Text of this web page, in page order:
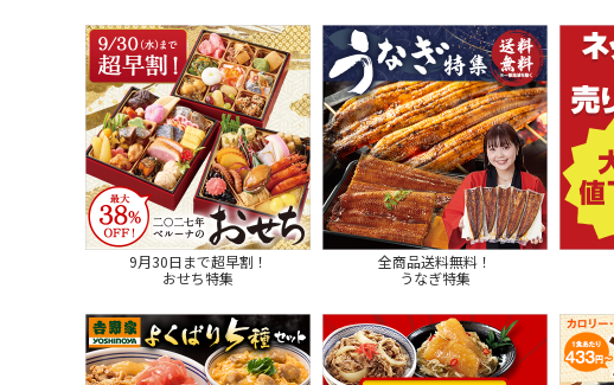
9月30日まで超早割！
おせち特集
全商品送料無料！
うなぎ特集